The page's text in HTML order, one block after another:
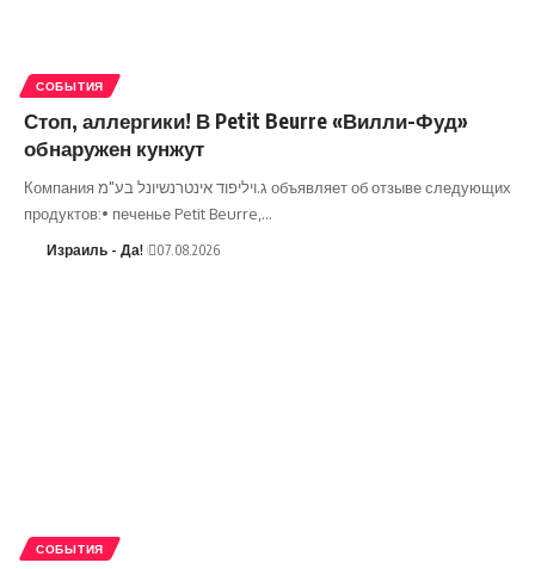
СОБЫТИЯ
Стоп, аллергики! В Petit Beurre «Вилли-Фуд»
обнаружен кунжут
Компания ג.ויליפוד אינטרנשיונל בע"מ объявляет об отзыве следующих
продуктов:• печенье Petit Beurre,…
Израиль - Да! 07.08.2026
СОБЫТИЯ